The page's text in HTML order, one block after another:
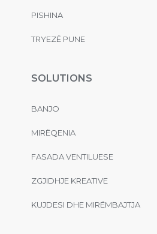
PISHINA
TRYEZË PUNE
SOLUTIONS
BANJO
MIRËQENIA
FASADA VENTILUESE
ZGJIDHJE KREATIVE
KUJDESI DHE MIRËMBAJTJA